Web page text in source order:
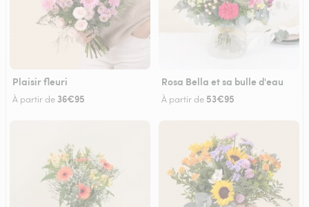
Plaisir fleuri
À partir de 36€95
Rosa Bella et sa bulle d'eau
À partir de 53€95